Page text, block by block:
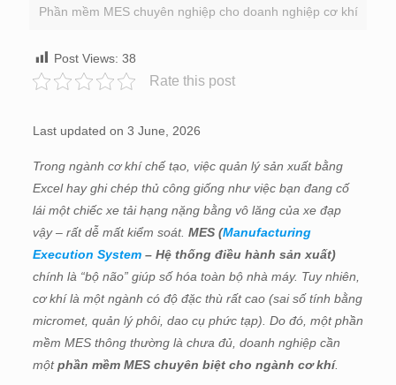
Phần mềm MES chuyên nghiệp cho doanh nghiệp cơ khí
Post Views: 38
Rate this post
Last updated on 3 June, 2026
Trong ngành cơ khí chế tạo, việc quản lý sản xuất bằng
Excel hay ghi chép thủ công giống như việc bạn đang cố
lái một chiếc xe tải hạng nặng bằng vô lăng của xe đạp
vậy – rất dễ mất kiểm soát. MES (Manufacturing
Execution System– Hệ thống điều hành sản xuất)
chính là “bộ não” giúp số hóa toàn bộ nhà máy. Tuy nhiên,
cơ khí là một ngành có độ đặc thù rất cao (sai số tính bằng
micromet, quản lý phôi, dao cụ phức tạp). Do đó, một phần
mềm MES thông thường là chưa đủ, doanh nghiệp cần
mộtphần mềm MES chuyên biệt cho ngành cơ khí.